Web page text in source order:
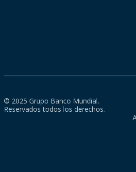
© 2025 Grupo Banco Mundial.
Reservados todos los derechos.